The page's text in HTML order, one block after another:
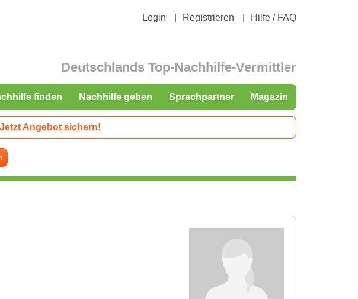
Login Registrieren Hilfe / FAQ
Deutschlands Top-Nachhilfe-Vermittler
finden Nachhilfe geben Sprachpartner Magazin
Jetzt Angebot sichern!